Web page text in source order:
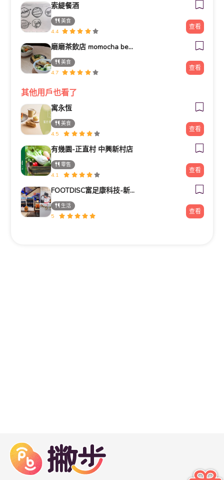
索緹餐酒
美食
4.4
查看
磨磨茶飲店 momocha beverage
美食
4.7
查看
其他用戶也看了
寓永恆
美食
4.5
查看
有幾園-正直村 中興新村店
零售
4.1
查看
FOOTDISC富足康科技-新光三越-桃園站前店
生活
5
查看